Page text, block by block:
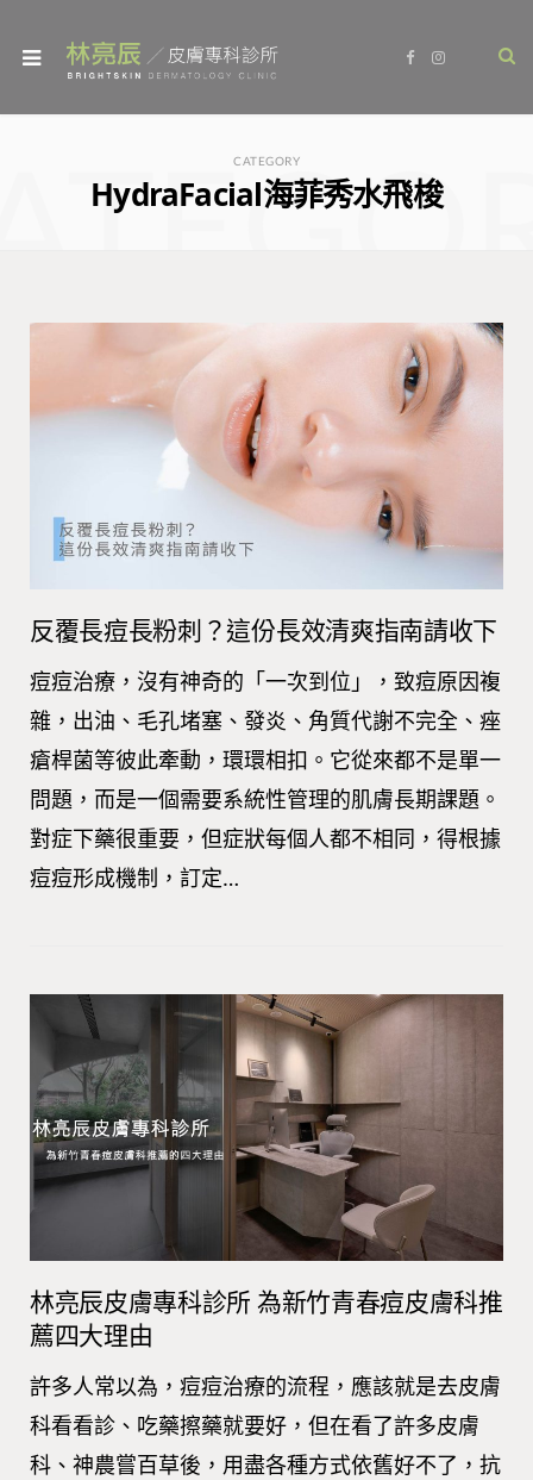
b
I
a
CATEGORY
HydraFacial海菲秀水飛梭
反覆長痘長粉刺？這份長效清爽指南請收下
痘痘治療，沒有神奇的「一次到位」，致痘原因複
雜，出油、毛孔堵塞、發炎、角質代謝不完全、痤
瘡桿菌等彼此牽動，環環相扣。它從來都不是單一
問題，而是一個需要系統性管理的肌膚長期課題。
對症下藥很重要，但症狀每個人都不相同，得根據
痘痘形成機制，訂定…
林亮辰皮膚專科診所 為新竹青春痘皮膚科推
薦四大理由
許多人常以為，痘痘治療的流程，應該就是去皮膚
科看看診、吃藥擦藥就要好，但在看了許多皮膚
科、神農嘗百草後，用盡各種方式依舊好不了，抗